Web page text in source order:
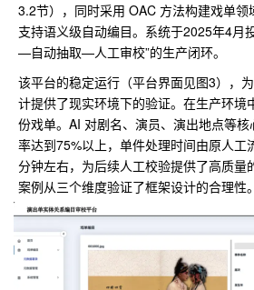
3.2节），同时采用 OAC 方法构建戏单
支持语义级自动编目。系统于2025年4月
—自动抽取—人工审校”的生产闭环。
该平台的稳定运行（平台界面见图3），
计提供了现实环境下的验证。在生产环境
份戏单。AI 对剧名、演员、演出地点等
率达到75%以上，单件处理时间由原人工
分钟左右，为后续人工校验提供了高质量
案例从三个维度验证了框架设计的合理性。